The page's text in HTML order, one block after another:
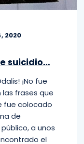
2020
suicidio…
¡No fue
las frases que
fue colocado
de
a unos
el